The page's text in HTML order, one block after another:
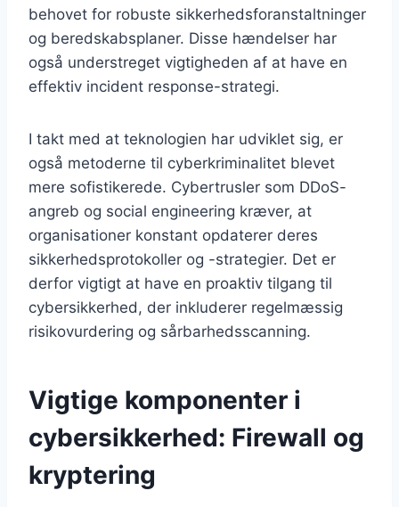
behovet for robuste sikkerhedsforanstaltninger
og beredskabsplaner. Disse hændelser har
også understreget vigtigheden af at have en
effektiv incident response-strategi.
I takt med at teknologien har udviklet sig, er
også metoderne til cyberkriminalitet blevet
mere sofistikerede. Cybertrusler som DDoS-
angreb og social engineering kræver, at
organisationer konstant opdaterer deres
sikkerhedsprotokoller og -strategier. Det er
derfor vigtigt at have en proaktiv tilgang til
cybersikkerhed, der inkluderer regelmæssig
risikovurdering og sårbarhedsscanning.
Vigtige komponenter i
cybersikkerhed: Firewall og
kryptering